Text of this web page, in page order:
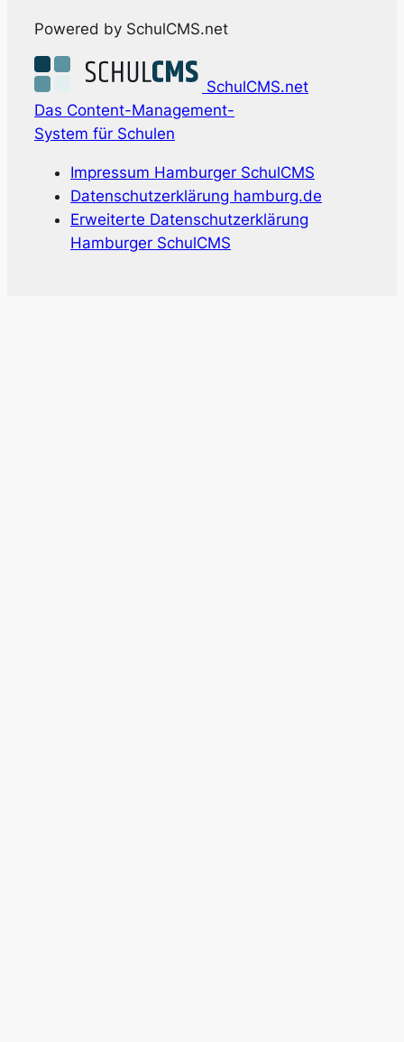
Powered by SchulCMS.net
SchulCMS.net
Das Content-Management-
System für Schulen
Impressum Hamburger SchulCMS
Datenschutzerklärung hamburg.de
Erweiterte Datenschutzerklärung
Hamburger SchulCMS